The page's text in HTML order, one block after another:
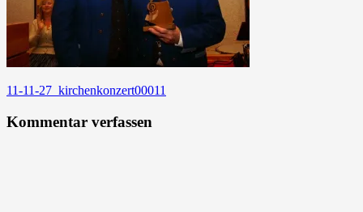
Beitragsnavigation
11-11-27_kirchenkonzert00011
Kommentar verfassen